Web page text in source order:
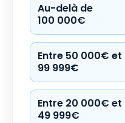
Au-delà de
100 000€
Entre 50 000€ et
99 999€
Entre 20 000€ et
49 999€